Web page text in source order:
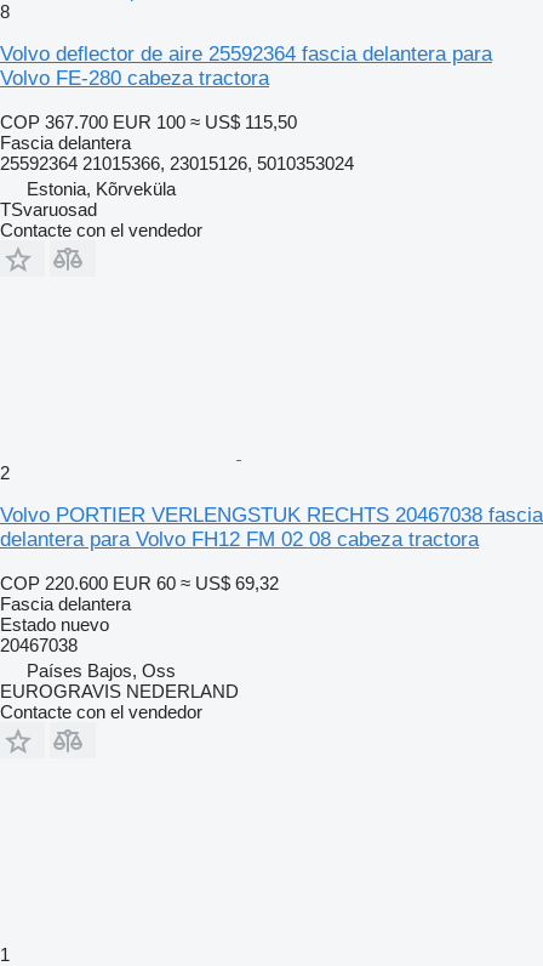
8
Volvo deflector de aire 25592364 fascia delantera para
Volvo FE-280 cabeza tractora
COP 367.700 EUR 100 ≈ US$ 115,50
Fascia delantera
25592364 21015366, 23015126, 5010353024
Estonia, Kõrveküla
TSvaruosad
Contacte con el vendedor
2
Volvo PORTIER VERLENGSTUK RECHTS 20467038 fascia
delantera para Volvo FH12 FM 02 08 cabeza tractora
COP 220.600 EUR 60 ≈ US$ 69,32
Fascia delantera
Estado nuevo
20467038
Países Bajos, Oss
EUROGRAVIS NEDERLAND
Contacte con el vendedor
1